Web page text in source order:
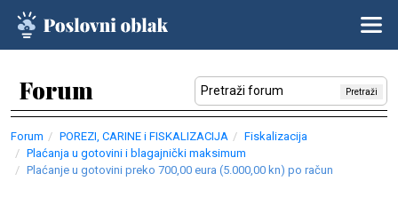
Forum Pretraži
Forum POREZI, CARINE i FISKALIZACIJA
Fiskalizacija
Plaćanja u gotovini i blagajnički maksimum
Plaćanje u gotovini preko 700,00 eura (5.000,00 kn) po račun